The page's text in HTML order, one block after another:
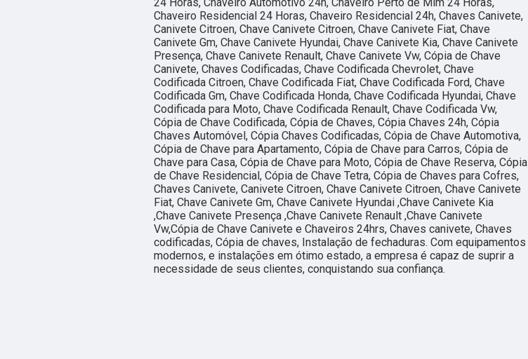
24 Horas, Chaveiro Automotivo 24h, Chaveiro Perto de Mim 24 Horas,
Chaveiro Residencial 24 Horas, Chaveiro Residencial 24h, Chaves Canivete,
Canivete Citroen, Chave Canivete Citroen, Chave Canivete Fiat, Chave
Canivete Gm, Chave Canivete Hyundai, Chave Canivete Kia, Chave Canivete
Presença, Chave Canivete Renault, Chave Canivete Vw, Cópia de Chave
Canivete, Chaves Codificadas, Chave Codificada Chevrolet, Chave
Codificada Citroen, Chave Codificada Fiat, Chave Codificada Ford, Chave
Codificada Gm, Chave Codificada Honda, Chave Codificada Hyundai, Chave
Codificada para Moto, Chave Codificada Renault, Chave Codificada Vw,
Cópia de Chave Codificada, Cópia de Chaves, Cópia Chaves 24h, Cópia
Chaves Automóvel, Cópia Chaves Codificadas, Cópia de Chave Automotiva,
Cópia de Chave para Apartamento, Cópia de Chave para Carros, Cópia de
Chave para Casa, Cópia de Chave para Moto, Cópia de Chave Reserva, Cópia
de Chave Residencial, Cópia de Chave Tetra, Cópia de Chaves para Cofres,
Chaves Canivete, Canivete Citroen, Chave Canivete Citroen, Chave Canivete
Fiat, Chave Canivete Gm, Chave Canivete Hyundai ,Chave Canivete Kia
,Chave Canivete Presença ,Chave Canivete Renault ,Chave Canivete
Vw,Cópia de Chave Canivete e Chaveiros 24hrs, Chaves canivete, Chaves
codificadas, Cópia de chaves, Instalação de fechaduras. Com equipamentos
modernos, e instalações em ótimo estado, a empresa é capaz de suprir a
necessidade de seus clientes, conquistando sua confiança.